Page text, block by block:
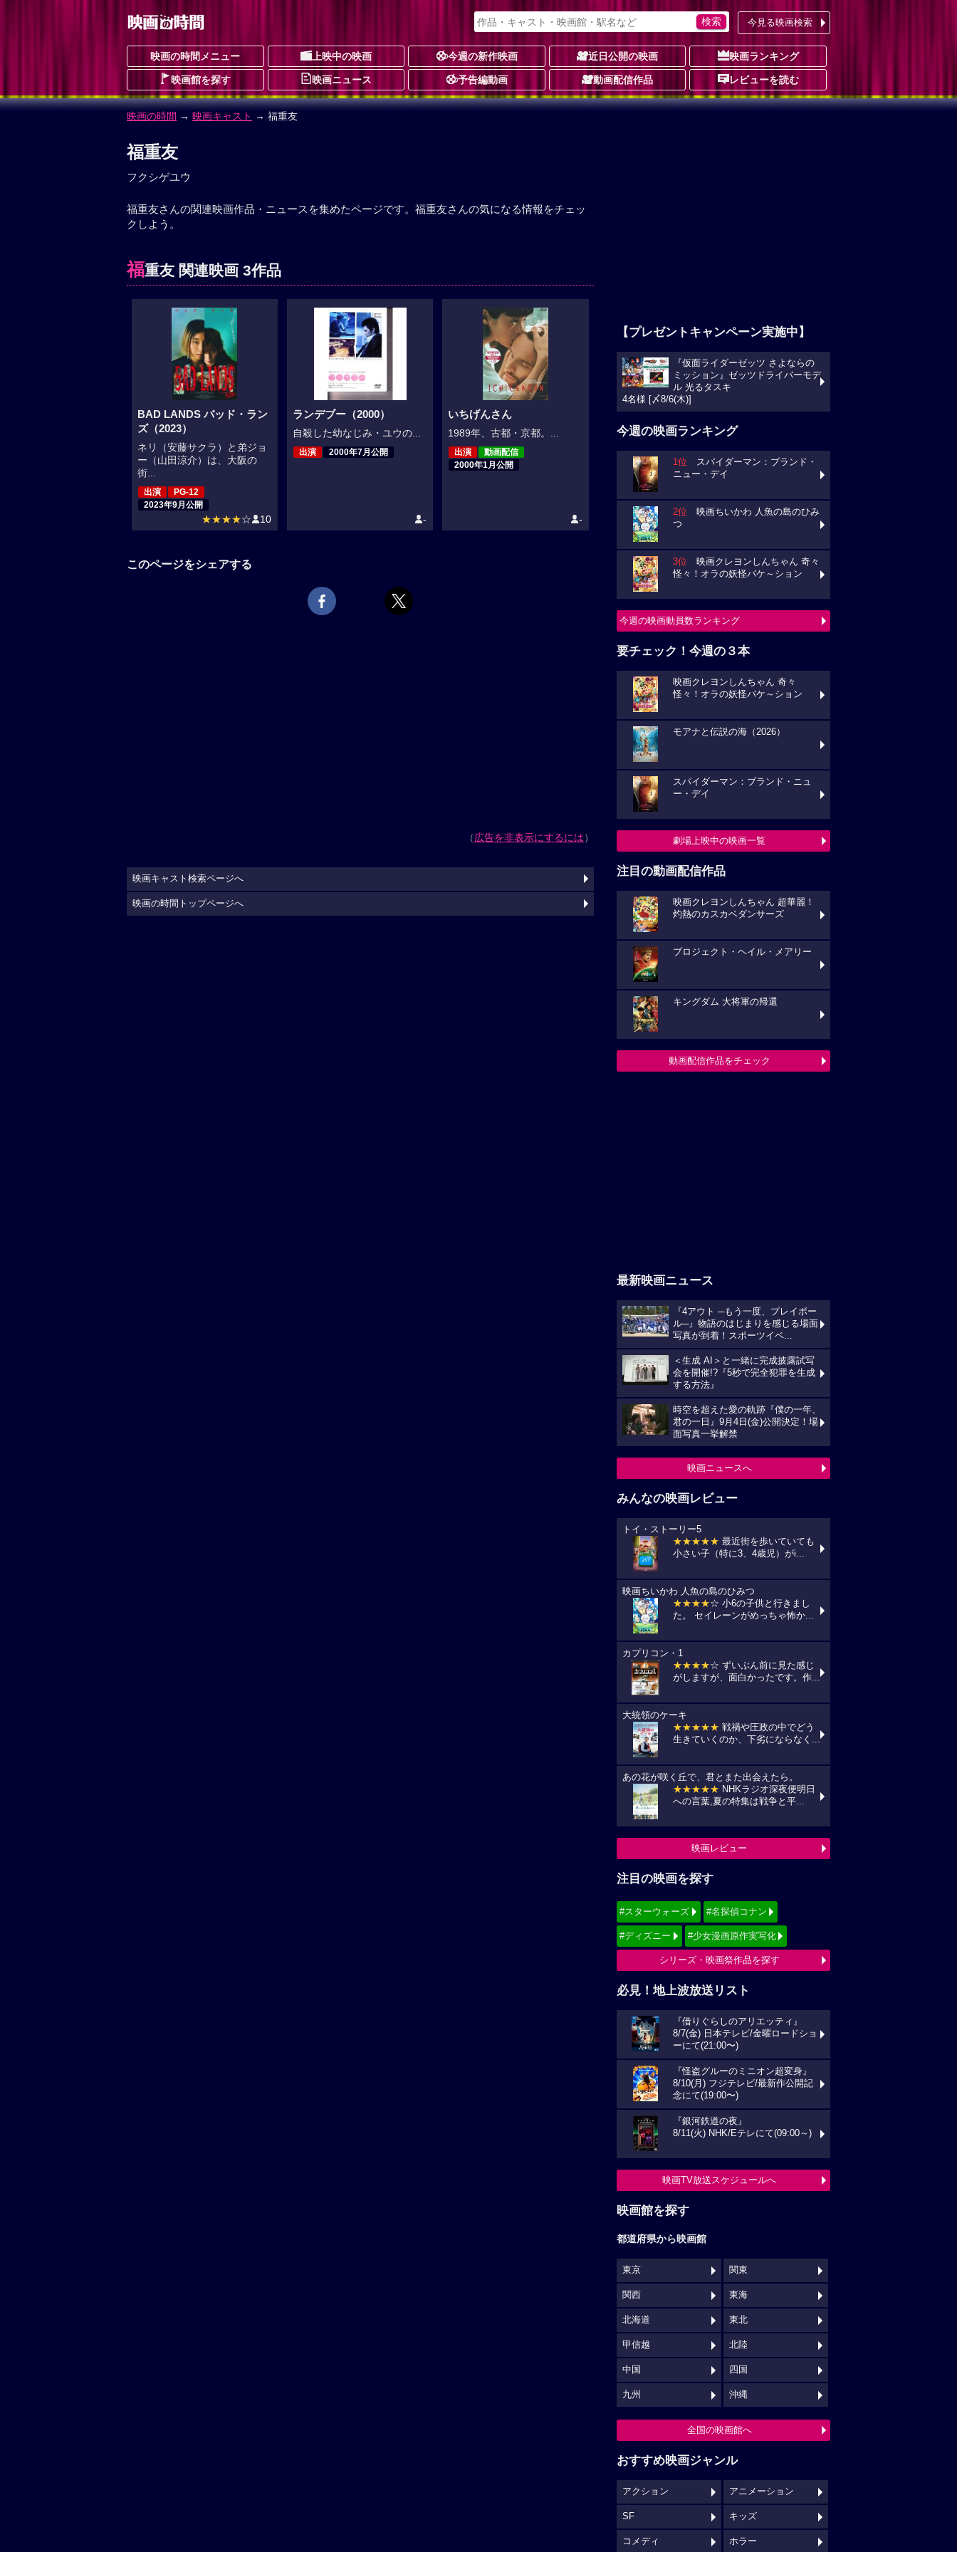
今見る映画検索
映画の時間メニュー 上映中の映画 今週の新作映画 近日公開の映画 映画ランキング
映画館を探す 映画ニュース 予告編動画 動画配信作品 レビューを読む
映画の時間 → 映画キャスト → 福重友
福重友
フクシゲユウ
福重友さんの関連映画作品・ニュースを集めたページです。福重友さんの気になる情報をチェッ
クしよう。
福重友 関連映画 3作品
BAD LANDS バッド・ラン
ズ（2023）
ネリ（安藤サクラ）と弟ジョ
ー（山田涼介）は、大阪の
街...
出演
PG-12
2023年9月公開
★★★★☆ 10
ランデブー（2000）
自殺した幼なじみ・ユウの...
出演 2000年7月公開
-
いちげんさん
1989年、古都・京都。...
出演
動画配信
2000年1月公開
-
このページをシェアする
（広告を非表示にするには）
【プレゼントキャンペーン実施中】
『仮面ライダーゼッツ さよならの
ミッション』ゼッツドライバーモデ
ル 光るタスキ
4名様 [〆8/6(木)]
今週の映画ランキング
1位 スパイダーマン：ブランド・
ニュー・デイ
2位 映画ちいかわ 人魚の島のひみ
つ
3位 映画クレヨンしんちゃん 奇々
怪々！オラの妖怪バケ～ション
今週の映画動員数ランキング
要チェック！今週の３本
映画クレヨンしんちゃん 奇々
怪々！オラの妖怪バケ～ション
モアナと伝説の海（2026）
スパイダーマン：ブランド・ニュ
ー・デイ
劇場上映中の映画一覧
注目の動画配信作品
映画クレヨンしんちゃん 超華麗！
灼熱のカスカベダンサーズ
プロジェクト・ヘイル・メアリー
キングダム 大将軍の帰還
動画配信作品をチェック
最新映画ニュース
『4アウト ─もう一度、プレイボー
ル─』物語のはじまりを感じる場面
写真が到着！スポーツイベ...
＜生成 AI＞と一緒に完成披露試写
会を開催!?『5秒で完全犯罪を生成
する方法』
時空を超えた愛の軌跡『僕の一年、
君の一日』9月4日(金)公開決定！場
面写真一挙解禁
映画ニュースへ
みんなの映画レビュー
トイ・ストーリー5
★★★★★ 最近街を歩いていても
小さい子（特に3、4歳児）がi...
映画ちいかわ 人魚の島のひみつ
★★★★☆ 小6の子供と行きまし
た。 セイレーンがめっちゃ怖か...
カプリコン・1
★★★★☆ ずいぶん前に見た感じ
がしますが、面白かったです。作...
大統領のケーキ
★★★★★ 戦禍や圧政の中でどう
生きていくのか、下劣にならなく...
あの花が咲く丘で、君とまた出会えたら。
★★★★★ NHKラジオ深夜便明日
への言葉,夏の特集は戦争と平...
映画レビュー
注目の映画を探す
#スターウォーズ #名探偵コナン
#ディズニー #少女漫画原作実写化
シリーズ・映画祭作品を探す
必見！地上波放送リスト
『借りぐらしのアリエッティ』
8/7(金) 日本テレビ/金曜ロードショ
ーにて(21:00〜)
『怪盗グルーのミニオン超変身』
8/10(月) フジテレビ/最新作公開記
念にて(19:00〜)
『銀河鉄道の夜』
8/11(火) NHK/Eテレにて(09:00～)
映画TV放送スケジュールへ
映画館を探す
都道府県から映画館
東京 関東
関西 東海
北海道 東北
甲信越 北陸
中国 四国
九州 沖縄
全国の映画館へ
おすすめ映画ジャンル
アクション アニメーション
SF キッズ
コメディ ホラー
映画キャスト検索ページへ
映画の時間トップページへ